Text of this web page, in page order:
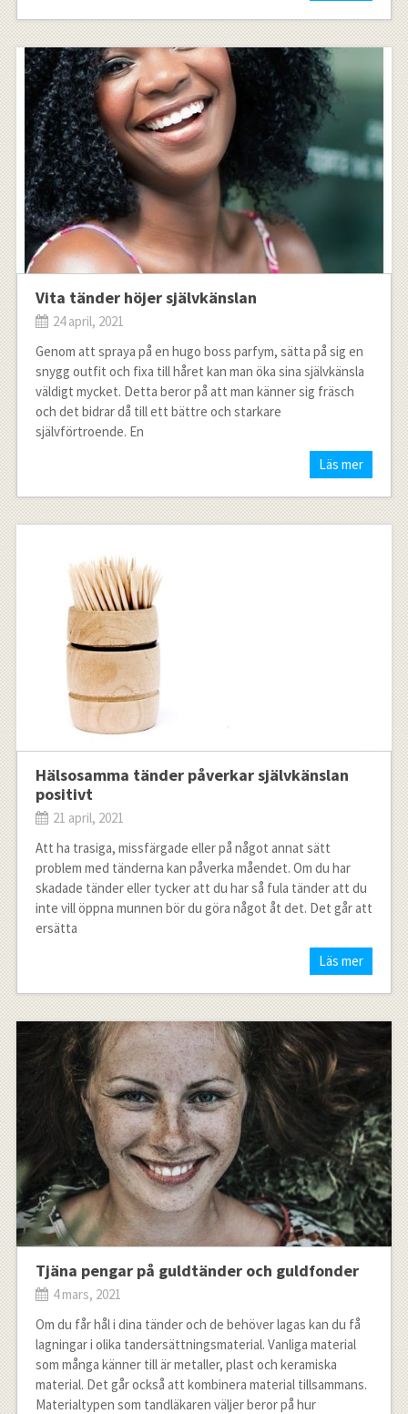
Vita tänder höjer självkänslan
24 april, 2021
Genom att spraya på en hugo boss parfym, sätta på sig en
snygg outfit och fixa till håret kan man öka sina självkänsla
väldigt mycket. Detta beror på att man känner sig fräsch
och det bidrar då till ett bättre och starkare
självförtroende. En
Läs mer
Hälsosamma tänder påverkar självkänslan
positivt
21 april, 2021
Att ha trasiga, missfärgade eller på något annat sätt
problem med tänderna kan påverka måendet. Om du har
skadade tänder eller tycker att du har så fula tänder att du
inte vill öppna munnen bör du göra något åt det. Det går att
ersätta
Läs mer
Tjäna pengar på guldtänder och guldfonder
4 mars, 2021
Om du får hål i dina tänder och de behöver lagas kan du få
lagningar i olika tandersättningsmaterial. Vanliga material
som många känner till är metaller, plast och keramiska
material. Det går också att kombinera material tillsammans.
Materialtypen som tandläkaren väljer beror på hur